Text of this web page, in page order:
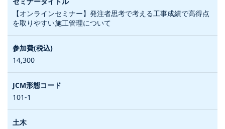
【オンラインセミナー】発注者思考で考える工事成績で高得点
を取りやすい施工管理について
14,300
101-1